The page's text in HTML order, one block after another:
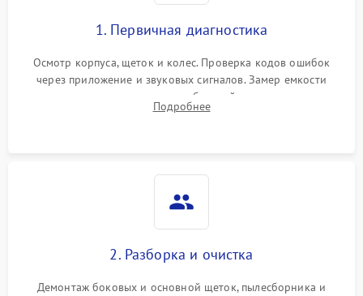
1. Первичная диагностика
Осмотр корпуса, щеток и колес. Проверка кодов ошибок
через приложение и звуковых сигналов. Замер емкости
аккумулятора и тестирование базовой станции зарядки.
Оценка работы лидара, бампера и датчиков падения для
Подробнее
2. Разборка и очистка
Демонтаж боковых и основной щеток, пылесборника и